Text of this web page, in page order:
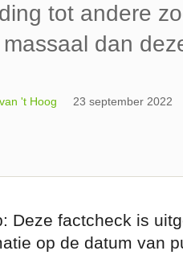
tot andere
dan
't Hoog 23 september 2022
Deze factcheck is
op de datum van